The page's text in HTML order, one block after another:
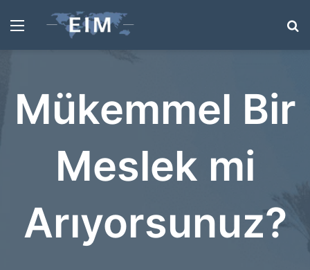
Menü
Mükemmel Bir
Meslek mi
Arıyorsunuz?